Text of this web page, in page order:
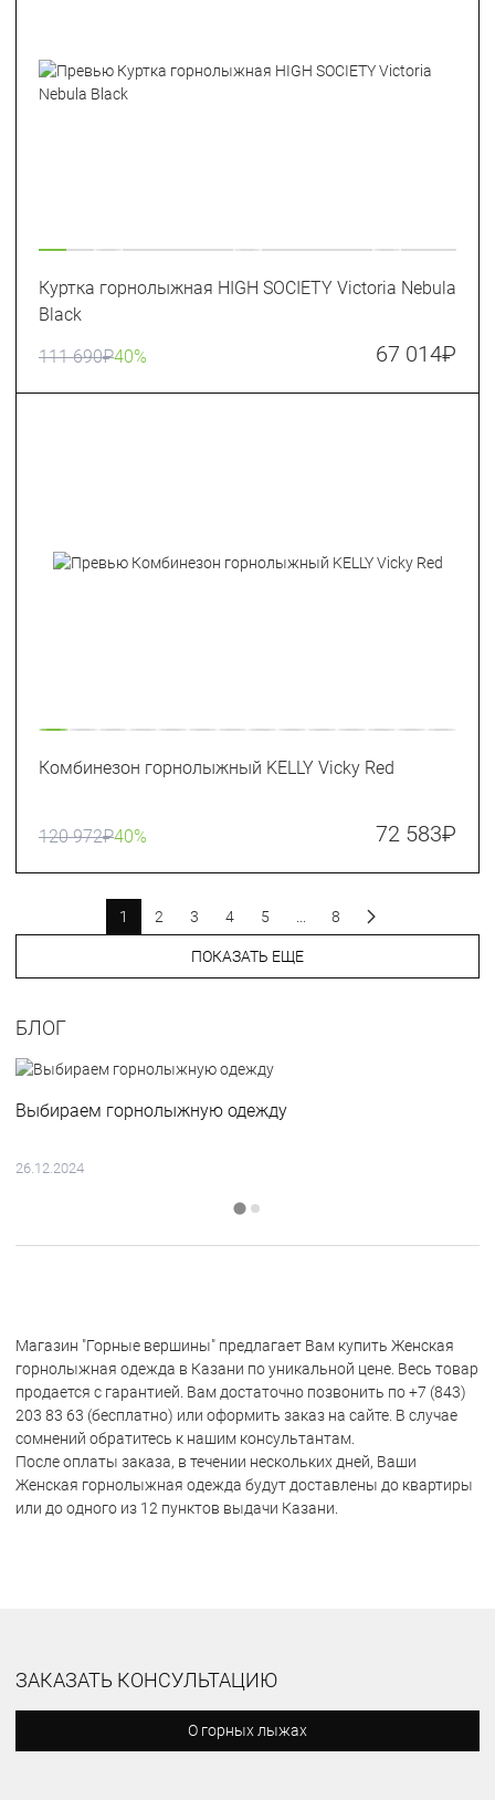
Куртка горнолыжная HIGH SOCIETY Victoria Nebula
Black
111 690₽40% 67 014₽
Комбинезон горнолыжный KELLY Vicky Red
120 972₽40% 72 583₽
ПОКАЗАТЬ ЕЩЕ
1 2 3 4 5 8
БЛОГ
Выбираем горнолыжную одежду
26.12.2024
Магазин "Горные вершины" предлагает Вам купить Женская
горнолыжная одежда в Казани по уникальной цене. Весь товар
продается с гарантией. Вам достаточно позвонить по +7 (843)
203 83 63 (бесплатно) или оформить заказ на сайте. В случае
сомнений обратитесь к нашим консультантам.
После оплаты заказа, в течении нескольких дней, Ваши
Женская горнолыжная одежда будут доставлены до квартиры
или до одного из 12 пунктов выдачи Казани.
ЗАКАЗАТЬ КОНСУЛЬТАЦИЮ
О горных лыжах